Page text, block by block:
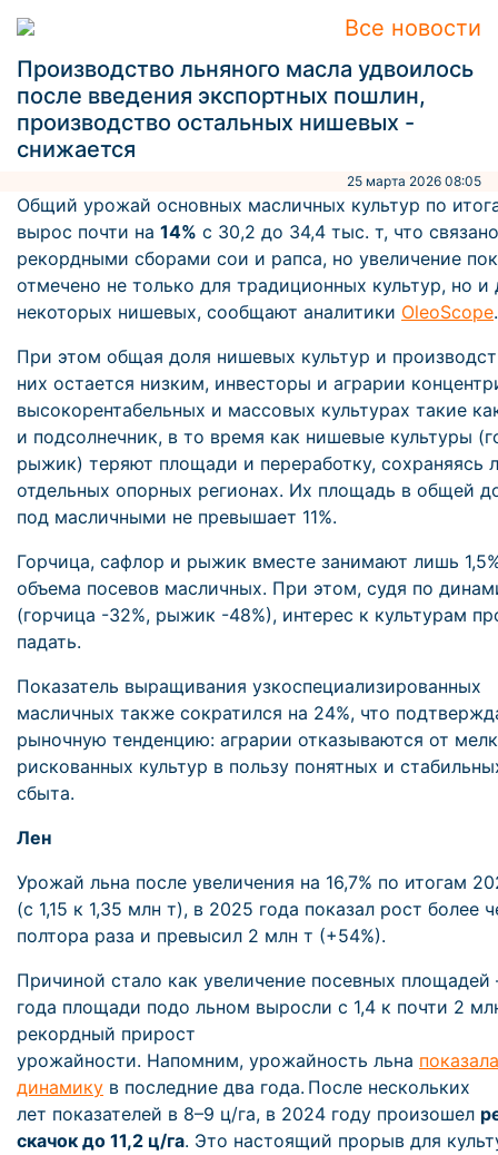
Все новости
Производство льняного масла удвоилось
после введения экспортных пошлин,
производство остальных нишевых -
снижается
25 марта 2026 08:05
Общий урожай основных масличных культур по
вырос почти на 14% с 30,2 до 34,4 тыс. т, что
рекордными сборами сои и рапса, но увеличение
отмечено не только для традиционных культур, но и
некоторых нишевых, сообщают аналитики OleoScope
При этом общая доля нишевых культур и
них остается низким, инвесторы и аграрии
высокорентабельных и массовых культурах такие
и подсолнечник, в то время как нишевые культуры
рыжик) теряют площади и переработку, сохраняясь
отдельных опорных регионах. Их площадь в общей
под масличными не превышает 11%.
Горчица, сафлор и рыжик вместе занимают лишь
объема посевов масличных. При этом, судя по
(горчица -32%, рыжик -48%), интерес к культурам
падать.
Показатель выращивания узкоспециализированных
масличных также сократился на 24%, что
рыночную тенденцию: аграрии отказываются от
рискованных культур в пользу понятных и
сбыта.
Лен
Урожай льна после увеличения на 16,7% по итогам
(с 1,15 к 1,35 млн т), в 2025 года показал рост более
полтора раза и превысил 2 млн т (+54%).
Причиной стало как увеличение посевных площадей
года площади подо льном выросли с 1,4 к почти 2
рекордный прирост
урожайности. Напомним, урожайность льна
динамику в последние два года. После нескольких
лет показателей в 8–9 ц/га, в 2024 году произошел
скачок до 11,2 ц/га. Это настоящий прорыв для